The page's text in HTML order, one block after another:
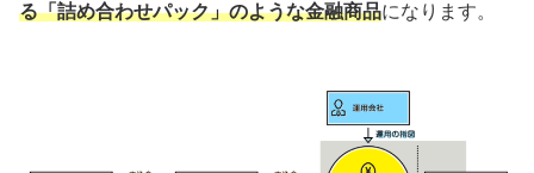
る「詰め合わせパック」のような金融商品になります。